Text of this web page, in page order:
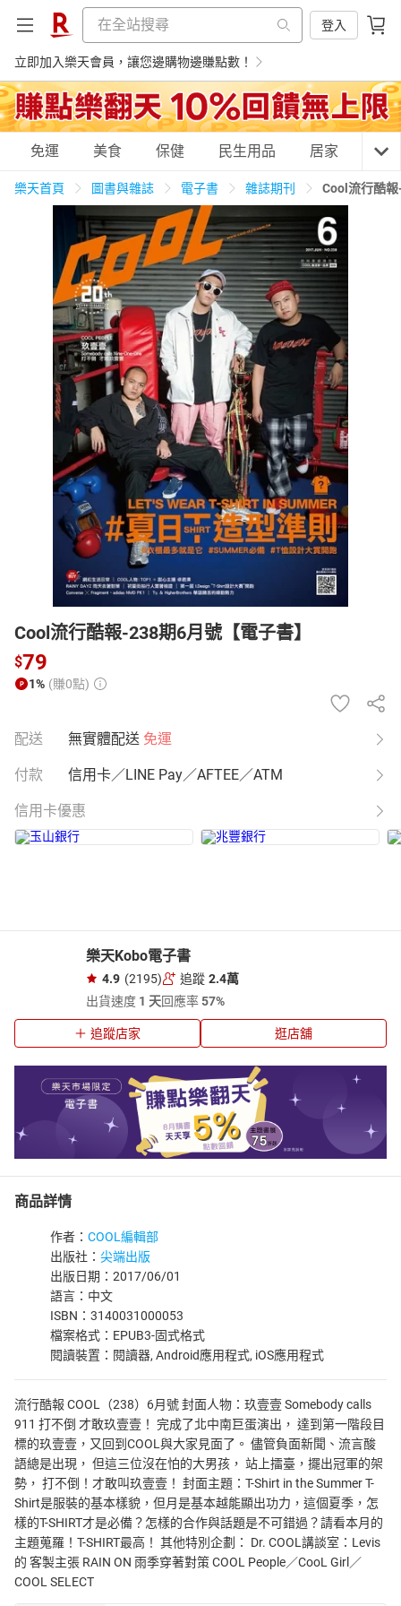
登入
立即加入樂天會員，讓您邊購物邊賺點數！
購物網分類
天天免運 美食蛋糕 養生保健 民生用品
居家生活 3C家電 運動休閒 親子玩具
女裝 男裝 化妝保養 情趣用品
日本購物 電子/紙本書
HOT
免運 美食 保健 民生用品 居家 3C
樂天首頁 圖書與雜誌 電子書 雜誌期刊 Cool流行酷
Cool流行酷報-238期6月號【電子書】
$79
1% (賺0點)
配送 無實體配送 免運
付款 信用卡／LINE Pay／AFTEE／ATM
信用卡優惠
樂天Kobo電子書
4.9 (2195) 追蹤 2.4萬
出貨速度 1 天回應率57%
追蹤店家 逛店舖
商品詳情
作者： COOL編輯部
出版社： 尖端出版
出版日期：2017/06/01
語言：中文
ISBN：3140031000053
檔案格式：EPUB3-固式格式
閱讀裝置：閱讀器, Android應用程式, iOS應用程式
流行酷報 COOL（238）6月號 封面人物：玖壹壹 Somebody calls
911 打不倒 才敢玖壹壹！ 完成了北中南巨蛋演出， 達到第一階段目
標的玖壹壹，又回到COOL與大家見面了。 儘管負面新聞、流言酸
語總是出現， 但這三位沒在怕的大男孩， 站上擂臺，擺出冠軍的架
勢， 打不倒！才敢叫玖壹壹！ 封面主題：T-Shirt in the Summer T-
Shirt是服裝的基本樣貌，但月是基本越能顯出功力，這個夏季，怎
樣的T-SHIRT才是必備？怎樣的合作與話題是不可錯過？請看本月的
主題蒐羅！T-SHIRT最高！ 其他特別企劃： Dr. COOL講談室：Levis
的 客製主張 RAIN ON 雨季穿著對策 COOL People／CooL Girl／
COOL SELECT